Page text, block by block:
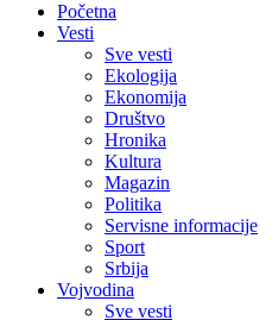
Početna
Vesti
Sve vesti
Ekologija
Ekonomija
Društvo
Hronika
Kultura
Magazin
Politika
Servisne informacije
Sport
Srbija
Vojvodina
Sve vesti